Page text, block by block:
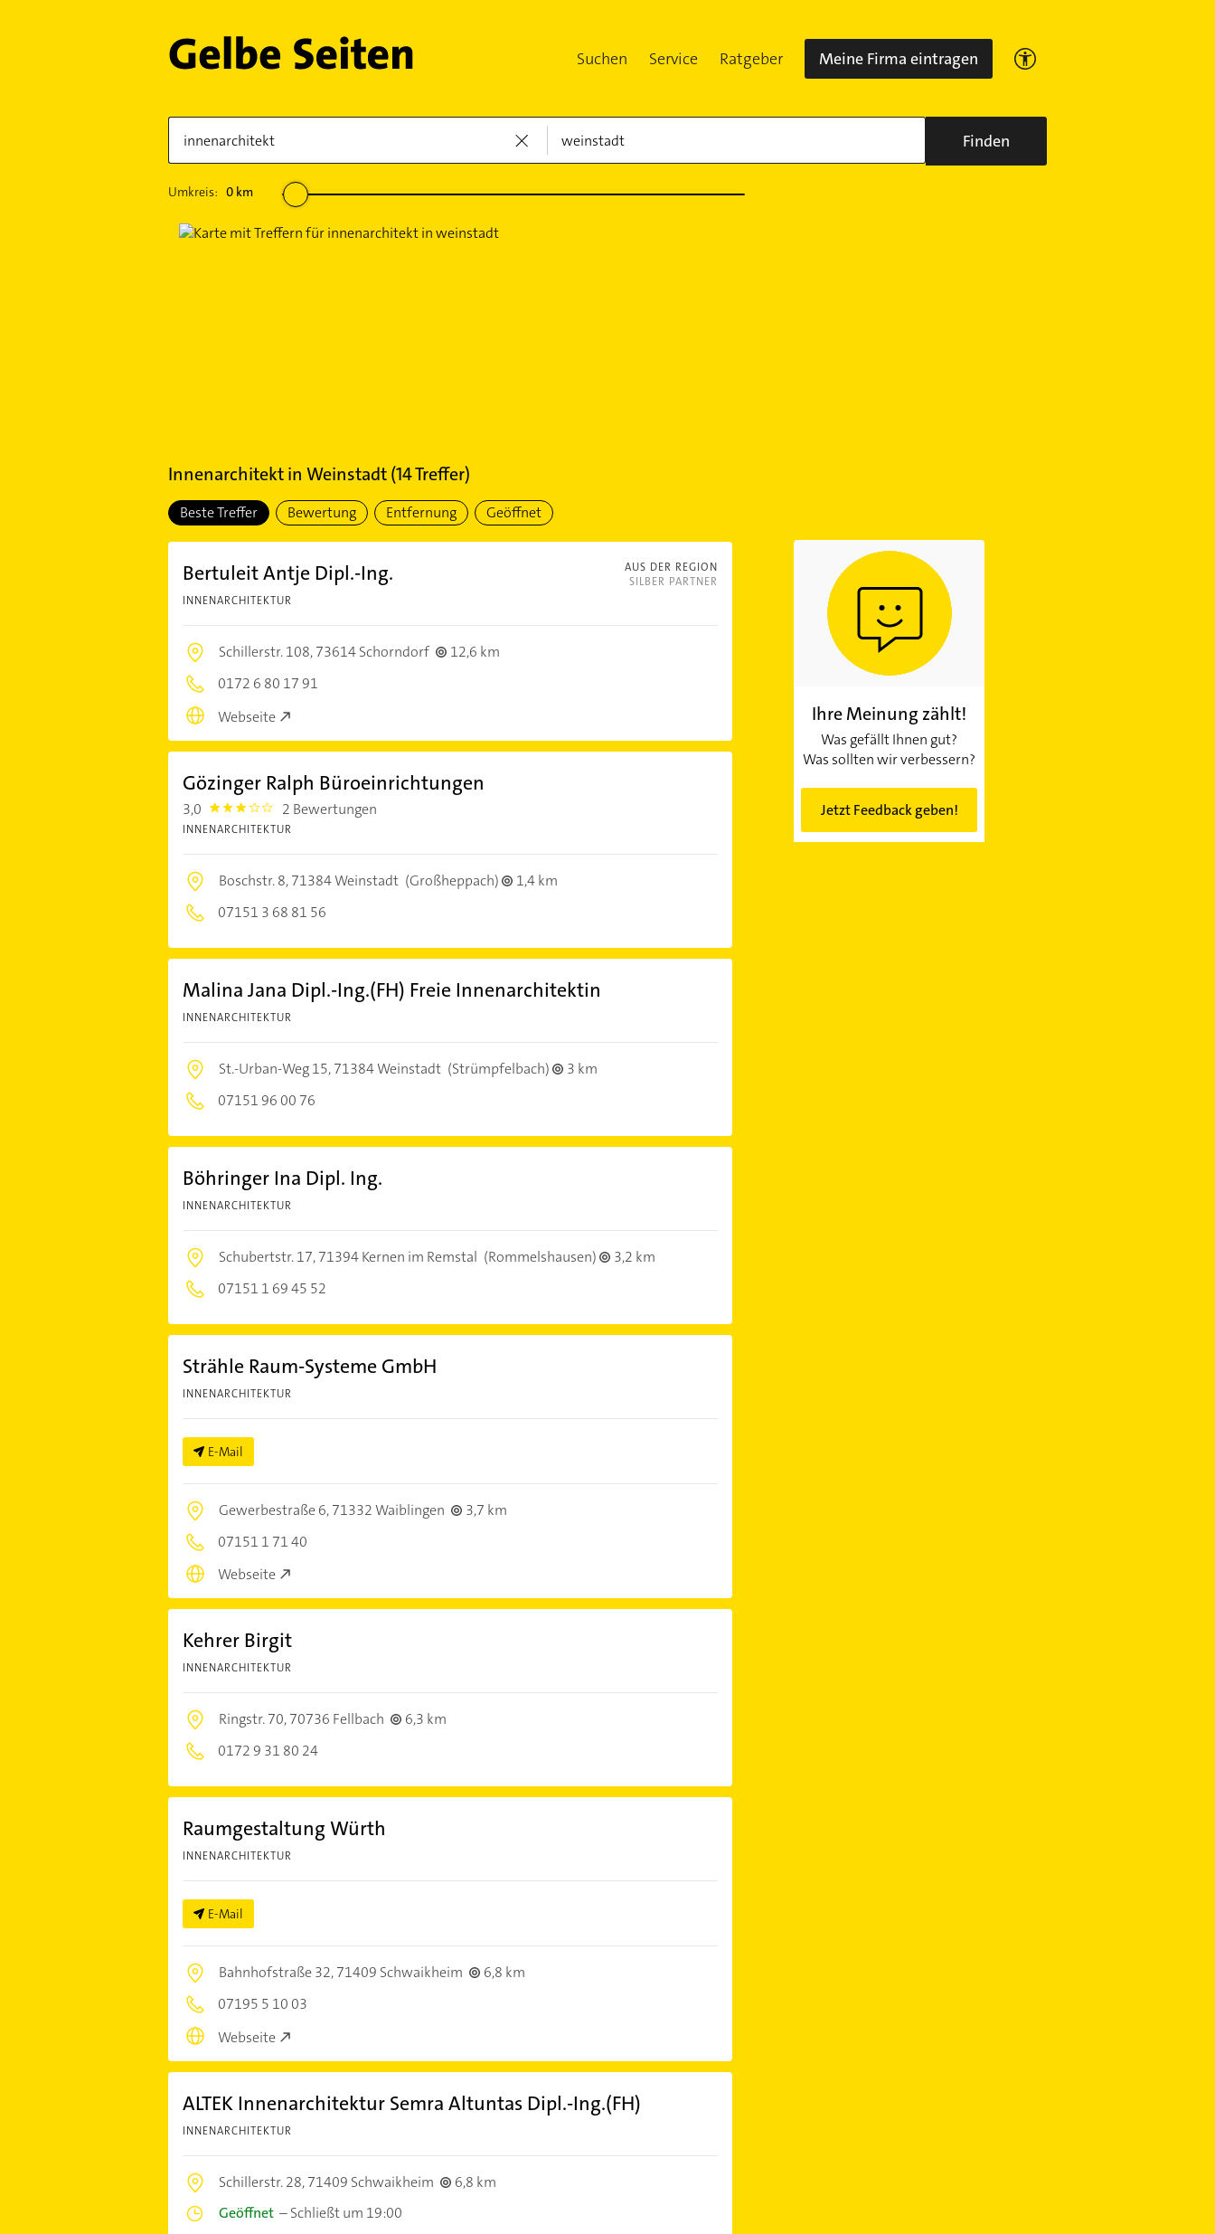
Suchen Service Ratgeber Meine Firma eintragen
Finden
Umkreis: 0km
Innenarchitektin Weinstadt(14Treffer)
Beste Treffer Bewertung Entfernung Geöffnet
AUS DER REGION
SILBER PARTNER
Bertuleit Antje Dipl.-Ing.
INNENARCHITEKTUR
Schillerstr. 108,73614 Schorndorf
12,6 km
0172 6 80 17 91
Webseite
Gözinger Ralph Büroeinrichtungen
3,0 3.0 2 Bewertungen
INNENARCHITEKTUR
Boschstr. 8,71384 Weinstadt (Großheppach)
1,4 km
07151 3 68 81 56
Malina Jana Dipl.-Ing.(FH) Freie Innenarchitektin
INNENARCHITEKTUR
St.-Urban-Weg 15,71384 Weinstadt (Strümpfelbach)
3 km
07151 96 00 76
Böhringer Ina Dipl. Ing.
INNENARCHITEKTUR
Schubertstr. 17,71394 Kernen im Remstal (Rommelshausen)
3,2 km
07151 1 69 45 52
Strähle Raum-Systeme GmbH
INNENARCHITEKTUR
E-Mail
Gewerbestraße 6,71332 Waiblingen
3,7 km
07151 1 71 40
Webseite
Kehrer Birgit
INNENARCHITEKTUR
Ringstr. 70,70736 Fellbach
6,3 km
0172 9 31 80 24
Raumgestaltung Würth
INNENARCHITEKTUR
E-Mail
Bahnhofstraße 32,71409 Schwaikheim
6,8 km
07195 5 10 03
Webseite
ALTEK Innenarchitektur Semra Altuntas Dipl.-Ing.(FH)
INNENARCHITEKTUR
Schillerstr. 28,71409 Schwaikheim
6,8 km
Geöffnet–Schließt um 19:00
Ihre Meinung zählt!
Was gefällt Ihnen gut?
Was sollten wir verbessern?
Jetzt Feedback geben!